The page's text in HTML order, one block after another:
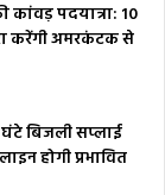
कांवड़ पदयात्रा: 10
करेंगी अमरकंटक से
बिजली सप्लाई
होगी प्रभावित